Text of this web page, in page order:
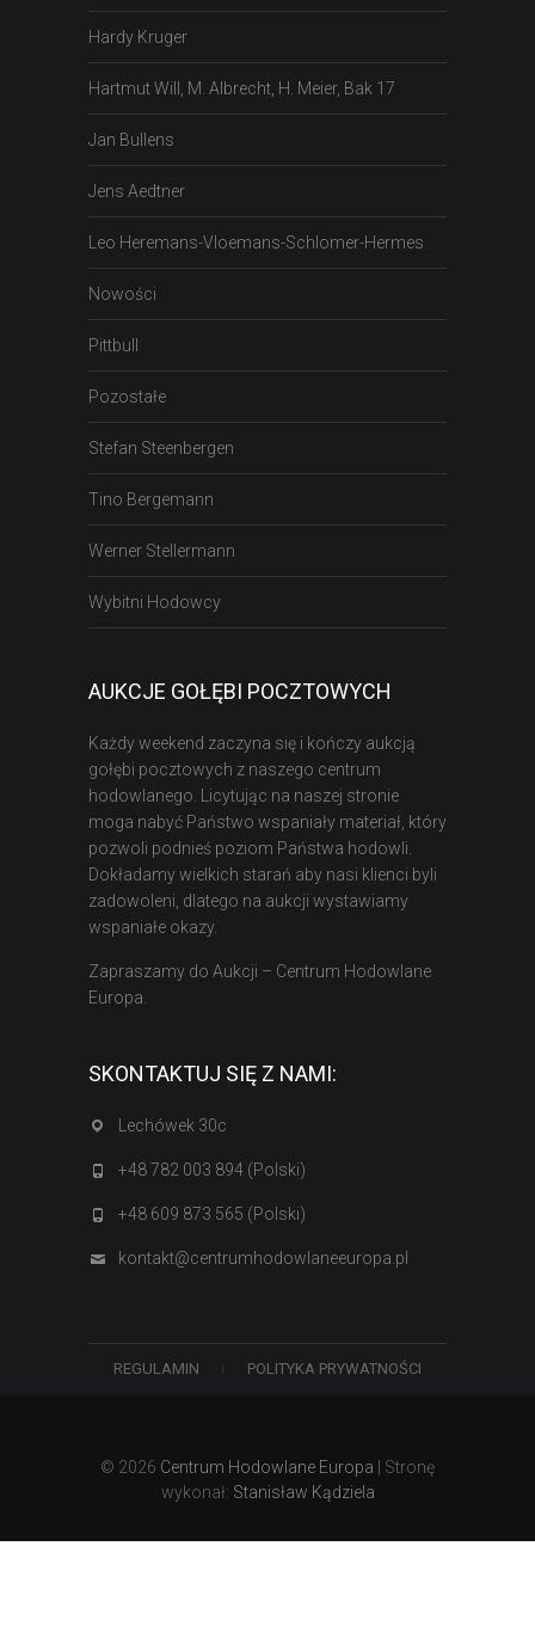
Hardy Kruger
Hartmut Will, M. Albrecht, H. Meier, Bak 17
Jan Bullens
Jens Aedtner
Leo Heremans-Vloemans-Schlomer-Hermes
Nowości
Pittbull
Pozostałe
Stefan Steenbergen
Tino Bergemann
Werner Stellermann
Wybitni Hodowcy
AUKCJE GOŁĘBI POCZTOWYCH
Każdy weekend zaczyna się i kończy aukcją
gołębi pocztowych z naszego centrum
hodowlanego. Licytując na naszej stronie
moga nabyć Państwo wspaniały materiał, który
pozwoli podnieś poziom Państwa hodowli.
Dokładamy wielkich starań aby nasi klienci byli
zadowoleni, dlatego na aukcji wystawiamy
wspaniałe okazy.
Zapraszamy do Aukcji – Centrum Hodowlane
Europa.
SKONTAKTUJ SIĘ Z NAMI:
Lechówek 30c
+48 782 003 894 (Polski)
+48 609 873 565 (Polski)
kontakt@centrumhodowlaneeuropa.pl
REGULAMIN POLITYKA PRYWATNOŚCI
© 2026 Centrum Hodowlane Europa | Stronę
wykonał: Stanisław Kądziela